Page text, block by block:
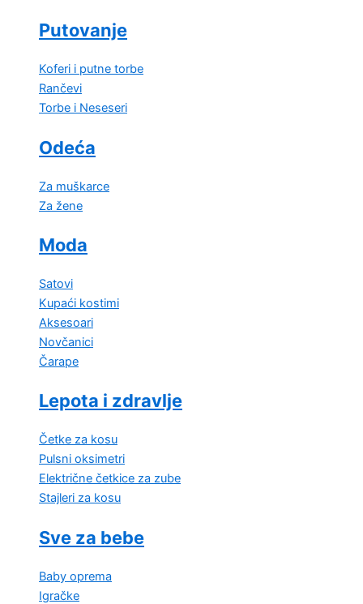
Putovanje
Koferi i putne torbe
Rančevi
Torbe i Neseseri
Odeća
Za muškarce
Za žene
Moda
Satovi
Kupaći kostimi
Aksesoari
Novčanici
Čarape
Lepota i zdravlje
Četke za kosu
Pulsni oksimetri
Električne četkice za zube
Stajleri za kosu
Sve za bebe
Baby oprema
Igračke